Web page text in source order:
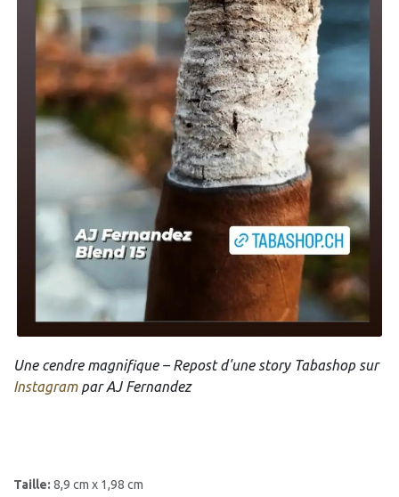
Une cendre magnifique – Repost d'une story Tabashop sur
Instagrampar AJ Fernandez
Taille: 8,9 cm x 1,98 cm